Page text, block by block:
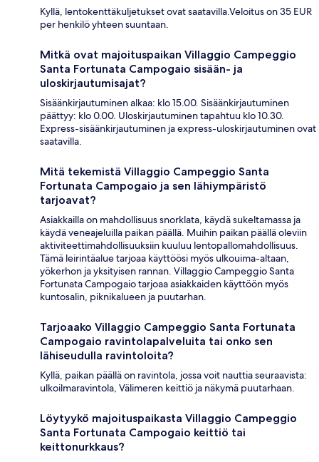
Kyllä, lentokenttäkuljetukset ovat saatavilla.Veloitus on 35 EUR
per henkilö yhteen suuntaan.
Mitkä ovat majoituspaikan Villaggio Campeggio
Santa Fortunata Campogaio sisään- ja
uloskirjautumisajat?
Sisäänkirjautuminen alkaa: klo 15.00. Sisäänkirjautuminen
päättyy: klo 0.00. Uloskirjautuminen tapahtuu klo 10.30.
Express-sisäänkirjautuminen ja express-uloskirjautuminen ovat
saatavilla.
Mitä tekemistä Villaggio Campeggio Santa
Fortunata Campogaio ja sen lähiympäristö
tarjoavat?
Asiakkailla on mahdollisuus snorklata, käydä sukeltamassa ja
käydä veneajeluilla paikan päällä. Muihin paikan päällä oleviin
aktiviteettimahdollisuuksiin kuuluu lentopallomahdollisuus.
Tämä leirintäalue tarjoaa käyttöösi myös ulkouima-altaan,
yökerhon ja yksityisen rannan. Villaggio Campeggio Santa
Fortunata Campogaio tarjoaa asiakkaiden käyttöön myös
kuntosalin, piknikalueen ja puutarhan.
Tarjoaako Villaggio Campeggio Santa Fortunata
Campogaio ravintolapalveluita tai onko sen
lähiseudulla ravintoloita?
Kyllä, paikan päällä on ravintola, jossa voit nauttia seuraavista:
ulkoilmaravintola, Välimeren keittiö ja näkymä puutarhaan.
Löytyykö majoituspaikasta Villaggio Campeggio
Santa Fortunata Campogaio keittiö tai
keittonurkkaus?